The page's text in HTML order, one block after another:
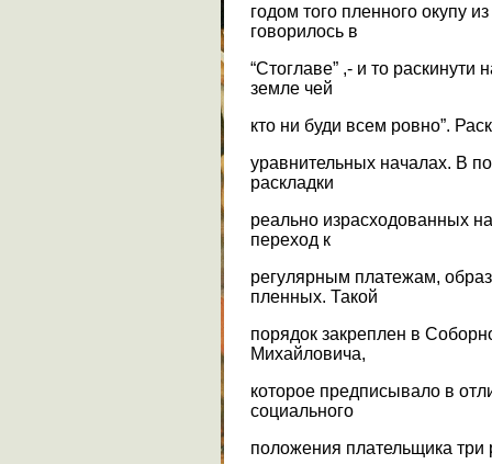
годом того пленного окупу
говорилось в
“Стоглаве” ,- и то
земле чей
кто ни буди всем ровно”.
уравнительных началах. В
раскладки
реально израсходованных
переход к
регулярным платежам,
пленных. Такой
порядок закреплен в
Михайловича,
которое предписывало в
социального
положения плательщика три